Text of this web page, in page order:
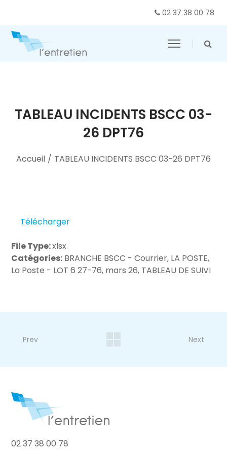
02 37 38 00 78
TABLEAU INCIDENTS BSCC 03-
26 DPT76
Accueil / TABLEAU INCIDENTS BSCC 03-26 DPT76
Télécharger
File Type:xlsx
Catégories: BRANCHE BSCC - Courrier, LA POSTE,
La Poste - LOT 6 27-76, mars 26, TABLEAU DE SUIVI
Prev Next
02 37 38 00 78